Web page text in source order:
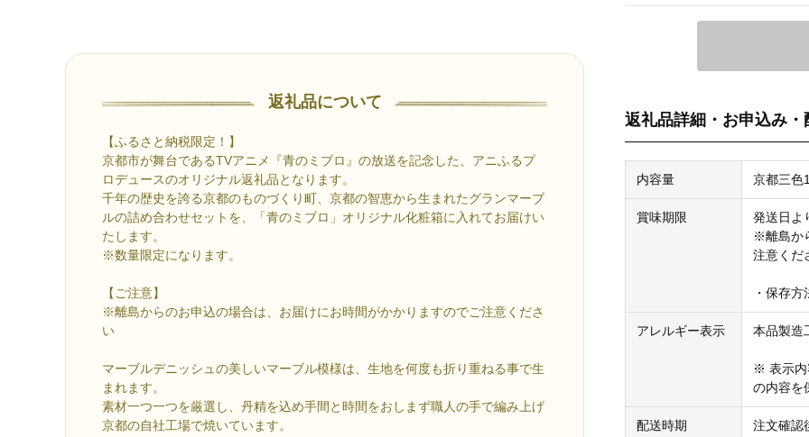
返礼品について
【ふるさと納税限定！】
京都市が舞台であるTVアニメ『青のミブロ』の放送を記念した、アニふるプ
ロデュースのオリジナル返礼品となります。
千年の歴史を誇る京都のものづくり町、京都の智恵から生まれたグランマーブ
ルの詰め合わせセットを、「青のミブロ」オリジナル化粧箱に入れてお届けい
たします。
※数量限定になります。
【ご注意】
※離島からのお申込の場合は、お届けにお時間がかかりますのでご注意くださ
い
マーブルデニッシュの美しいマーブル模様は、生地を何度も折り重ねる事で生
まれます。
素材一つ一つを厳選し、丹精を込め手間と時間をおしまず職人の手で編み上げ
京都の自社工場で焼いています。
返礼品詳細・お申込み・
内容量 京都三色
賞味期限
発送日よ
※離島か
注意くだ
・保存
アレルギー表示 本品製造
※ 表示内
の内容を
配送時期 注文確認